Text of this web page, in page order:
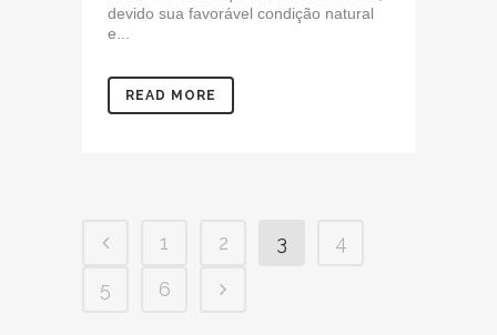
devido sua favorável condição natural
e...
READ MORE
1 2 3
4
5
6